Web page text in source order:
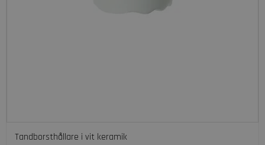
Tandborsthållare i vit keramik